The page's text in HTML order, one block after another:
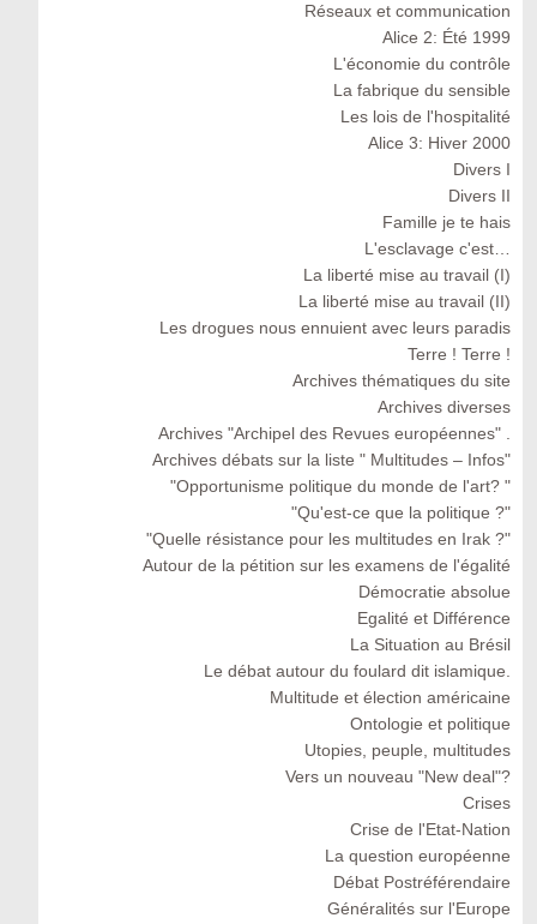
Réseaux et communication
Alice 2: Été 1999
L'économie du contrôle
La fabrique du sensible
Les lois de l'hospitalité
Alice 3: Hiver 2000
Divers I
Divers II
Famille je te hais
L'esclavage c'est…
La liberté mise au travail (I)
La liberté mise au travail (II)
Les drogues nous ennuient avec leurs paradis
Terre ! Terre !
Archives thématiques du site
Archives diverses
Archives "Archipel des Revues européennes" .
Archives débats sur la liste " Multitudes – Infos"
"Opportunisme politique du monde de l'art? "
"Qu'est-ce que la politique ?"
"Quelle résistance pour les multitudes en Irak ?"
Autour de la pétition sur les examens de l'égalité
Démocratie absolue
Egalité et Différence
La Situation au Brésil
Le débat autour du foulard dit islamique.
Multitude et élection américaine
Ontologie et politique
Utopies, peuple, multitudes
Vers un nouveau "New deal"?
Crises
Crise de l'Etat-Nation
La question européenne
Débat Postréférendaire
Généralités sur l'Europe